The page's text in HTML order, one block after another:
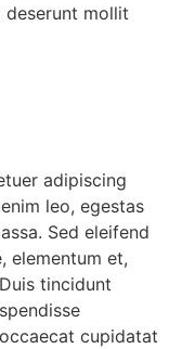
mollit
adipiscing
leo, egestas
Sed eleifend
elementum et,
tincidunt
cupidatat